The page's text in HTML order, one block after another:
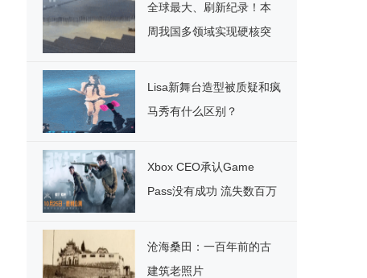
全球最大、刷新纪录！本
周我国多领域实现硬核突
Lisa新舞台造型被质疑和疯
马秀有什么区别？
Xbox CEO承认Game
Pass没有成功 流失数百万
沧海桑田：一百年前的古
建筑老照片